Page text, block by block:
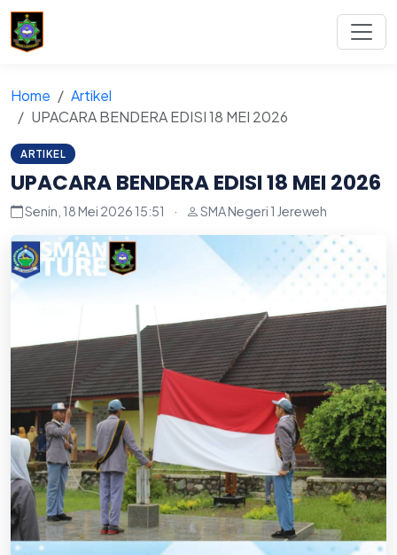
Home
Artikel
UPACARA BENDERA EDISI 18 MEI 2026
ARTIKEL
UPACARA BENDERA EDISI 18 MEI 2026
Senin, 18 Mei 2026 15:51 · SMA Negeri 1 Jereweh